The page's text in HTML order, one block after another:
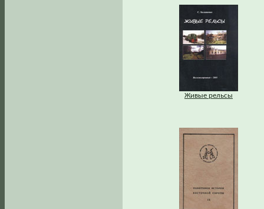
Живые рельсы